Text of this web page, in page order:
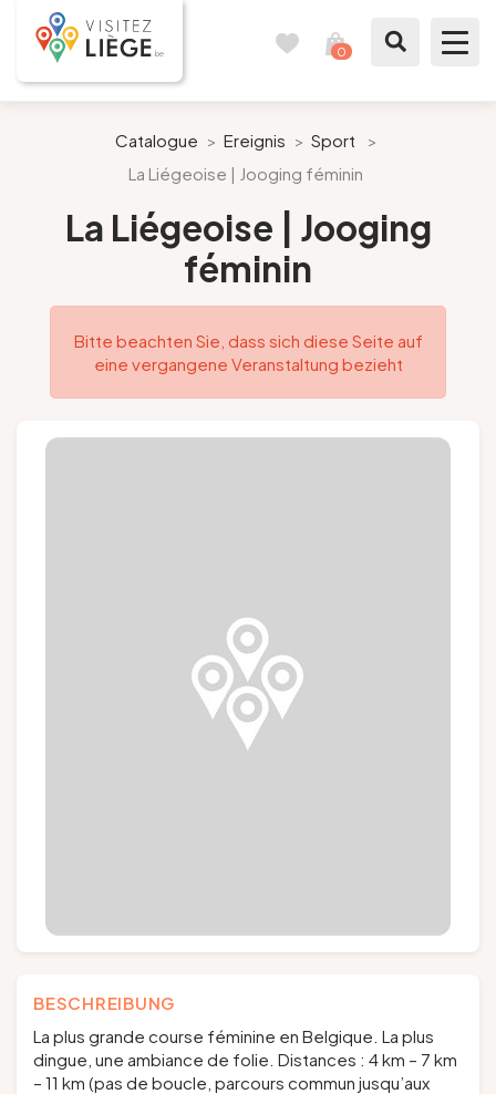
0
Wie ein Bürger von Lüttich
Meinen Aufenthalt vorbereiten
Unsere Vorschläge
Stadt Lüttich
Catalogue > Ereignis > Sport
>
La Liégeoise | Jooging féminin
La Liégeoise | Jooging
féminin
Bitte beachten Sie, dass sich diese Seite auf
eine vergangene Veranstaltung bezieht
BESCHREIBUNG
La plus grande course féminine en Belgique. La plus
dingue, une ambiance de folie. Distances : 4 km – 7 km
– 11 km (pas de boucle, parcours commun jusqu’aux